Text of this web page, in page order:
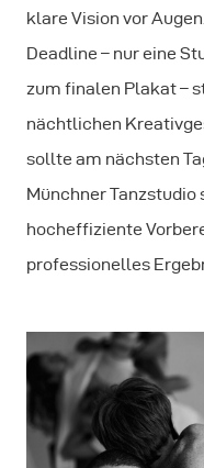
klare Vision vor
Deadline – nur eine
zum finalen Plakat –
nächtlichen
sollte am nächsten
Münchner
hocheffiziente
professionelles